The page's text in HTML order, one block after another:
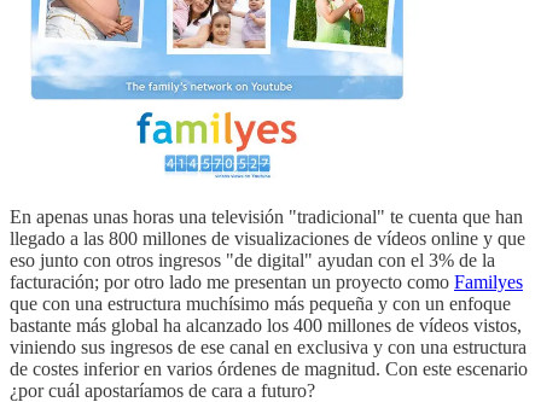
En apenas unas horas una televisión "tradicional" te cuenta que han
llegado a las 800 millones de visualizaciones de vídeos online y que
eso junto con otros ingresos "de digital" ayudan con el 3% de la
facturación; por otro lado me presentan un proyecto como Familyes
que con una estructura muchísimo más pequeña y con un enfoque
bastante más global ha alcanzado los 400 millones de vídeos vistos,
viniendo sus ingresos de ese canal en exclusiva y con una estructura
de costes inferior en varios órdenes de magnitud. Con este escenario
¿por cuál apostaríamos de cara a futuro?